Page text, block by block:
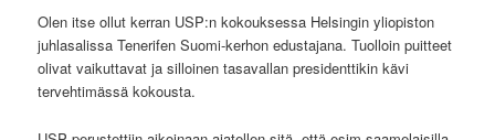
Olen itse ollut kerran USP:n kokouksessa Helsingin yliopiston
juhlasalissa Tenerifen Suomi-kerhon edustajana. Tuolloin puitteet
olivat vaikuttavat ja silloinen tasavallan presidenttikin kävi
tervehtimässä kokousta.